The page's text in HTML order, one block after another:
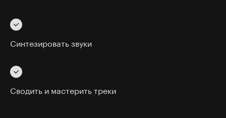
Синтезировать звуки
Сводить и мастерить треки